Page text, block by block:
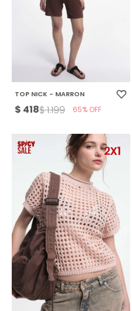
TOP NICK - MARRON
$ 418$1.199 65